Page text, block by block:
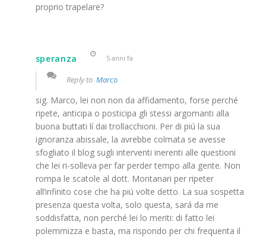
proprio trapelare?
speranza 5 anni fa
Reply to Marco
sig. Marco, lei non non da affidamento, forse perché
ripete, anticipa o posticipa gli stessi argomanti alla
buona buttati lí dai trollacchioni. Per di piú la sua
ignoranza abissale, la avrebbe colmata se avesse
sfogliato il blog sugli interventi inerenti alle questioni
che lei ri-solleva per far perder tempo alla gente. Non
rompa le scatole al dott. Montanari per ripeter
all’infinito cose che ha piú volte detto. La sua sospetta
presenza questa volta, solo questa, sará da me
soddisfatta, non perché lei lo meriti: di fatto lei
polemmizza e basta, ma rispondo per chi frequenta il